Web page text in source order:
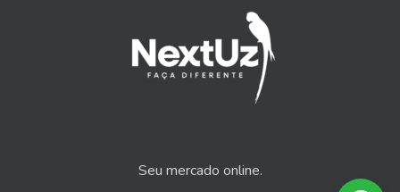
Seu mercado online.